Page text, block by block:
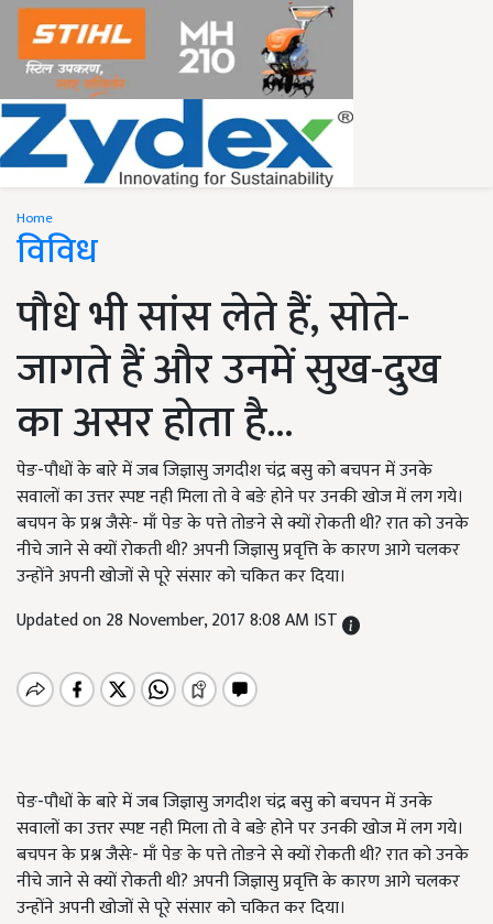
Home
विविध
पौधे भी सांस लेते हैं, सोते-
जागते हैं और उनमें सुख-दुख
का असर होता है...
पेङ-पौधों के बारे में जब जिज्ञासु जगदीश चंद्र बसु को बचपन में उनके
सवालों का उत्तर स्पष्ट नही मिला तो वे बङे होने पर उनकी खोज में लग गये।
बचपन के प्रश्न जैसेः- माँ पेङ के पत्ते तोङने से क्यों रोकती थी? रात को उनके
नीचे जाने से क्यों रोकती थी? अपनी जिज्ञासु प्रवृत्ति के कारण आगे चलकर
उन्होंने अपनी खोजों से पूरे संसार को चकित कर दिया।
Updated on 28 November, 2017 8:08 AM IST
पेङ-पौधों के बारे में जब जिज्ञासु जगदीश चंद्र बसु को बचपन में उनके
सवालों का उत्तर स्पष्ट नही मिला तो वे बङे होने पर उनकी खोज में लग गये।
बचपन के प्रश्न जैसेः- माँ पेङ के पत्ते तोङने से क्यों रोकती थी? रात को उनके
नीचे जाने से क्यों रोकती थी? अपनी जिज्ञासु प्रवृत्ति के कारण आगे चलकर
उन्होंने अपनी खोजों से पूरे संसार को चकित कर दिया।